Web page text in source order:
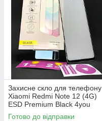
Захисне скло для телефону
Xiaomi Redmi Note 12 (4G)
ESD Premium Black 4you
Готово до відправки